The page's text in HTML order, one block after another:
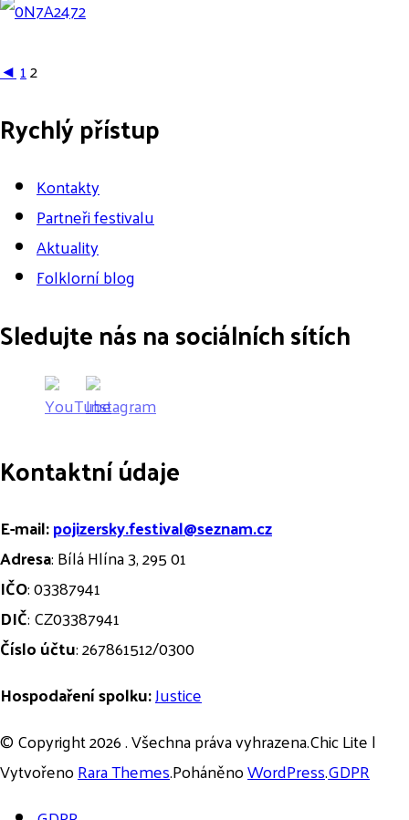
◄12
Rychlý přístup
Kontakty
Partneři festivalu
Aktuality
Folklorní blog
Sledujte nás na sociálních sítích
Kontaktní údaje
E-mail:pojizersky.festival@seznam.cz
Adresa: Bílá Hlína 3, 295 01
IČO: 03387941
DIČ: CZ03387941
Číslo účtu: 267861512/0300
Hospodaření spolku:Justice
© Copyright 2026. Všechna práva vyhrazena.Chic Lite |
VytvořenoRara Themes.PoháněnoWordPress.GDPR